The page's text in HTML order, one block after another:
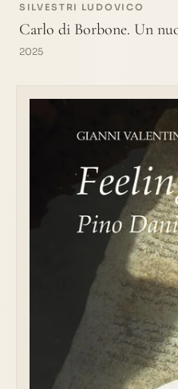
SILVESTRI LUDOVICO
Carlo di Borbone. Un
2025